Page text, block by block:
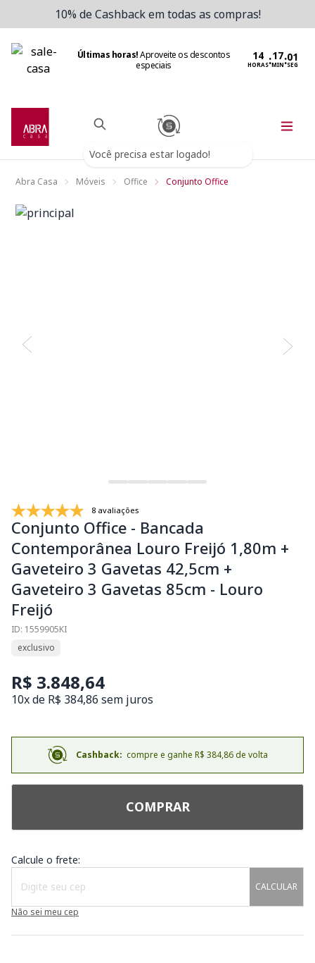
10% de Cashback em todas as compras!
Últimas horas!Aproveite os descontos
especiais
HORAS:MIN:SEG
Você precisa estar logado!
Abra Casa Móveis Office Conjunto Office
8 avaliações
Conjunto Office - Bancada
Contemporânea Louro Freijó 1,80m +
Gaveteiro 3 Gavetas 42,5cm +
Gaveteiro 3 Gavetas 85cm - Louro
Freijó
ID: 1559905KI
exclusivo
R$ 3.848,64
10x de R$ 384,86 sem juros
Cashback: compre e ganhe R$ 384,86 de volta
COMPRAR
Calcule o frete:
CALCULAR
Não sei meu cep